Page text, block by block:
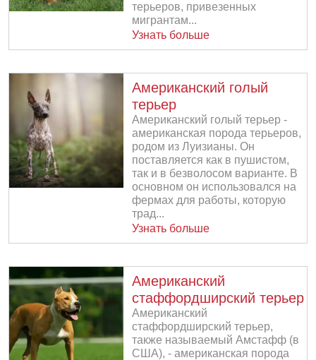
терьеров, привезенных
мигрантам...
Узнать больше
Американский голый
терьер
Американский голый терьер -
американская порода терьеров,
родом из Луизианы. Он
поставляется как в пушистом,
так и в безволосом варианте. В
основном он использовался на
фермах для работы, которую
трад...
Узнать больше
Американский
стаффордширский терьер
Американский
стаффордширский терьер,
также называемый Амстафф (в
США), - американская порода